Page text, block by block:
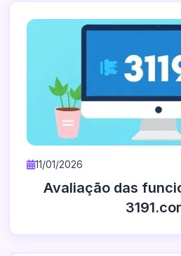
11/01/2026
Avaliação das